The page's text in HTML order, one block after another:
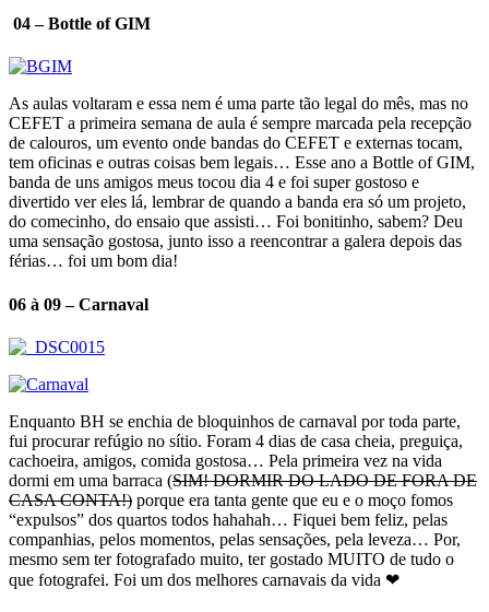
04 – Bottle of GIM
As aulas voltaram e essa nem é uma parte tão legal do mês, mas no
CEFET a primeira semana de aula é sempre marcada pela recepção
de calouros, um evento onde bandas do CEFET e externas tocam,
tem oficinas e outras coisas bem legais… Esse ano a Bottle of GIM,
banda de uns amigos meus tocou dia 4 e foi super gostoso e
divertido ver eles lá, lembrar de quando a banda era só um projeto,
do comecinho, do ensaio que assisti… Foi bonitinho, sabem? Deu
uma sensação gostosa, junto isso a reencontrar a galera depois das
férias… foi um bom dia!
06 à 09 – Carnaval
Enquanto BH se enchia de bloquinhos de carnaval por toda parte,
fui procurar refúgio no sítio. Foram 4 dias de casa cheia, preguiça,
cachoeira, amigos, comida gostosa… Pela primeira vez na vida
dormi em uma barraca (SIM! DORMIR DO LADO DE FORA DE
CASA CONTA!) porque era tanta gente que eu e o moço fomos
“expulsos” dos quartos todos hahahah… Fiquei bem feliz, pelas
companhias, pelos momentos, pelas sensações, pela leveza… Por,
mesmo sem ter fotografado muito, ter gostado MUITO de tudo o
que fotografei. Foi um dos melhores carnavais da vida ❤